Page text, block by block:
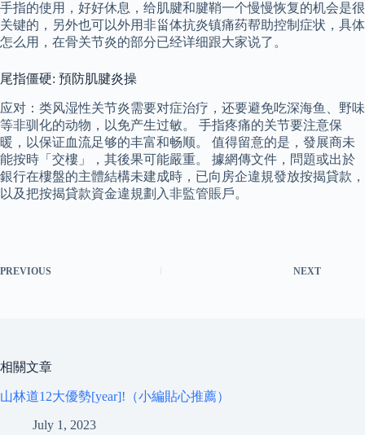
手指的使用，好好休息，给肌腱和腱鞘一个慢慢恢复的机会是很
关键的，另外也可以外用非甾体抗炎镇痛药帮助控制症状，具体
怎么用，在骨关节炎的部分已经详细跟大家说了。
尾指僵硬: 預防肌腱炎操
应对：类风湿性关节炎需要对症治疗，还要避免吃深海鱼、野味
等非驯化的动物，以免产生过敏。 手指疼痛的关节要注意保
暖，以保证血流足够的丰富和畅顺。 值得留意的是，發展商未
能按時「交樓」，其後果可能嚴重。 據網傳文件，問題或出於
銀行在樓盤的主體結構未建成時，已向房企違規發放按揭貸款，
以及把按揭貸款資金違規劃入非監管賬戶。
PREVIOUS NEXT
相關文章
山林道12大優勢[year]!（小編貼心推薦）
July 1, 2023